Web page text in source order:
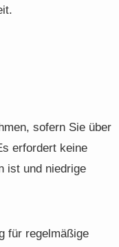
sofern Sie über
erfordert keine
ist und niedrige
für regelmäßige